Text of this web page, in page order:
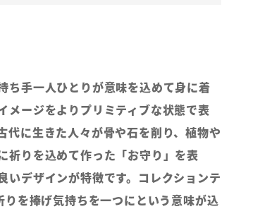
ち手一人ひとりが意味を込めて身に着
メージをよりプリミティブな状態で表
代に生きた人々が骨や石を削り、植物や
祈りを込めて作った「お守り」を表
いデザインが特徴です。コレクションテ
を捧げ気持ちを一つにという意味が込